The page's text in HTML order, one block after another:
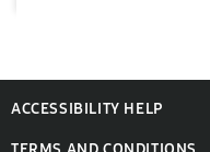
ACCESSIBILITY HELP